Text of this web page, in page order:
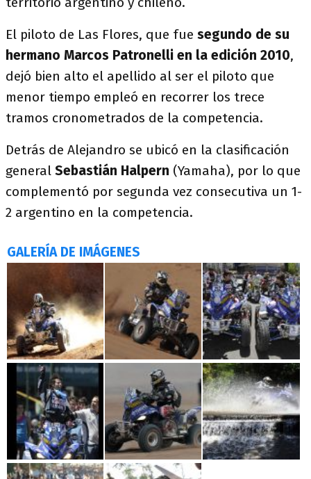
El piloto de Las Flores, que fue segundo de su
hermano Marcos Patronelli en la edición 2010,
dejó bien alto el apellido al ser el piloto que
menor tiempo empleó en recorrer los trece
tramos cronometrados de la competencia.
Detrás de Alejandro se ubicó en la clasificación
general Sebastián Halpern (Yamaha), por lo que
complementó por segunda vez consecutiva un 1-
2 argentino en la competencia.
GALERÍA DE IMÁGENES